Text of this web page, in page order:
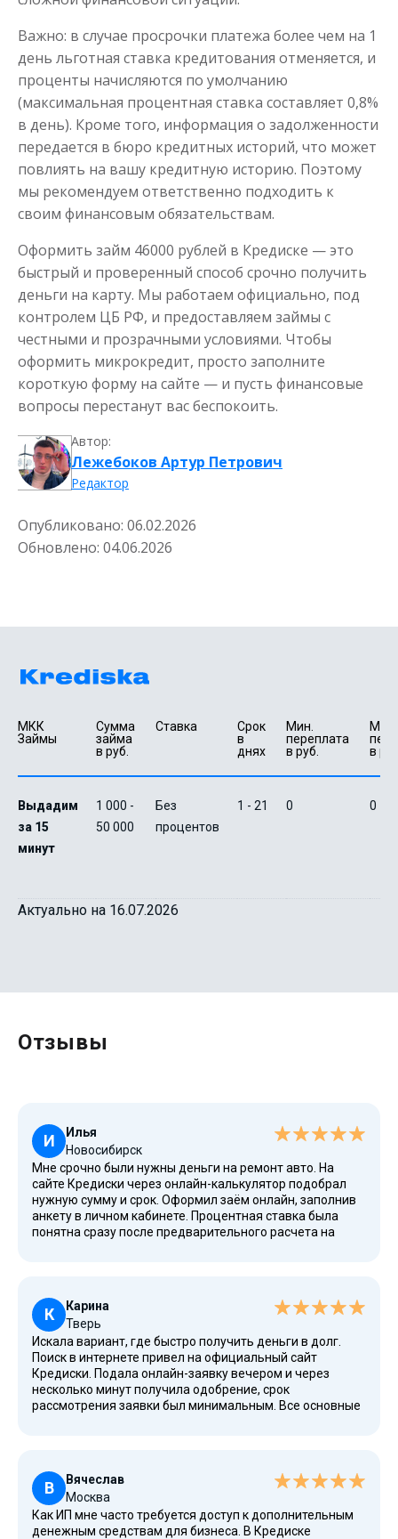
Важно: в случае просрочки платежа более чем на 1
день льготная ставка кредитования отменяется, и
проценты начисляются по умолчанию
(максимальная процентная ставка составляет 0,8%
в день). Кроме того, информация о задолженности
передается в бюро кредитных историй, что может
повлиять на вашу кредитную историю. Поэтому
мы рекомендуем ответственно подходить к
своим финансовым обязательствам.
Оформить займ 46000 рублей в Кредиске — это
быстрый и проверенный способ срочно получить
деньги на карту. Мы работаем официально, под
контролем ЦБ РФ, и предоставляем займы с
честными и прозрачными условиями. Чтобы
оформить микрокредит, просто заполните
короткую форму на сайте — и пусть финансовые
вопросы перестанут вас беспокоить.
Автор:
Лежебоков Артур Петрович
Редактор
Опубликовано: 06.02.2026
Обновлено: 04.06.2026
МКК
Займы
Сумма
займа
в руб.
Ставка
Срок
в
днях
Мин.
переплата
в руб.
в
Выдадим
за 15
минут
1 000 -
50 000
Без
процентов
1 - 21 0 0
Актуально на 16.07.2026
Отзывы
И
Илья
Новосибирск
Мне срочно были нужны деньги на ремонт авто. На
сайте Кредиски через онлайн-калькулятор подобрал
нужную сумму и срок. Оформил заём онлайн, заполнив
анкету в личном кабинете. Процентная ставка была
понятна сразу после предварительного расчета на
кабинет с помощью банковской карты. Удобно, что не
нужно искать отделения МФО и ждать в очередях.
К
Карина
Тверь
Искала вариант, где быстро получить деньги в долг.
Поиск в интернете привел на официальный сайт
Кредиски. Подала онлайн-заявку вечером и через
несколько минут получила одобрение, срок
рассмотрения заявки был минимальным. Все основные
удобно через мобильное приложение. Это мой первый
онлайн-заём, и мне всё понравилось.
В
Вячеслав
Москва
Как ИП мне часто требуется доступ к дополнительным
денежным средствам для бизнеса. В Кредиске